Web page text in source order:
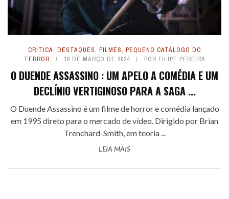
CRÍTICA, DESTAQUES, FILMES, PEQUENO CATÁLOGO DO
TERROR
18 DE MARÇO DE 2024 POR FILIPE PEREIRA
O DUENDE ASSASSINO : UM APELO A COMÉDIA E UM
DECLÍNIO VERTIGINOSO PARA A SAGA ...
O Duende Assassino é um filme de horror e comédia lançado
em 1995 direto para o mercado de vídeo. Dirigido por Brian
Trenchard-Smith, em teoria ...
LEIA MAIS